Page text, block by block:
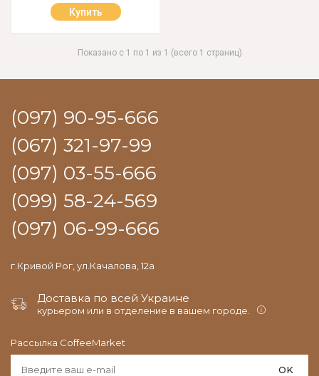
Купить
Показано с 1 по 1 из 1 (всего 1 страниц)
(097) 90-95-666
(067) 321-97-99
(097) 03-55-666
(099) 58-24-569
(097) 06-99-666
г.Кривой Рог, ул.Качалова, 12а
Доставка по всей Украине
курьером или в отделение в вашем городе.
Рассылка CoffeeMarket
OK